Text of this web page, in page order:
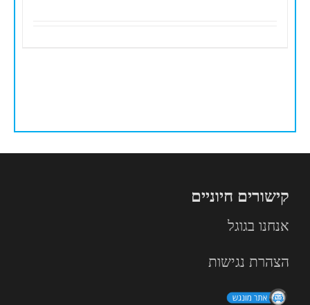
קישורים חיוניים
אנחנו בגוגל
הצהרת נגישות